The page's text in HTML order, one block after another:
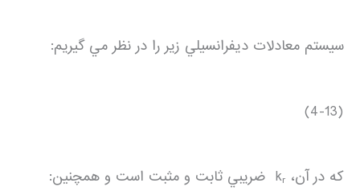
سيستم معادلات ديفرانسيلي زير را در نظر مي گيريم:
(4-13)
كه در آن، k r ضريبي ثابت و مثبت است و همچنين: